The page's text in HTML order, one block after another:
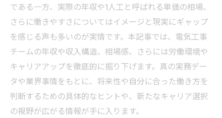
である一方、実際の年収や1人工と呼ばれる単価の相場、
さらに働きやすさについてはイメージと現実にギャップ
を感じる声も多いのが実情です。本記事では、電気工事
チームの年収や収入構造、相場感、さらには労働環境や
キャリアアップを徹底的に掘り下げます。真の実務デー
タや業界事情をもとに、将来性や自分に合った働き方を
判断するための具体的なヒントや、新たなキャリア選択
の視野が広がる情報が手に入ります。